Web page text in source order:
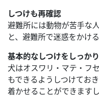
しつけも再確認
避難所には動物が苦手な
と、避難所で迷惑をかけ
基本的なしつけをしっか
犬はオスワリ・マテ・フ
もできるようしつけてお
着かせることができます